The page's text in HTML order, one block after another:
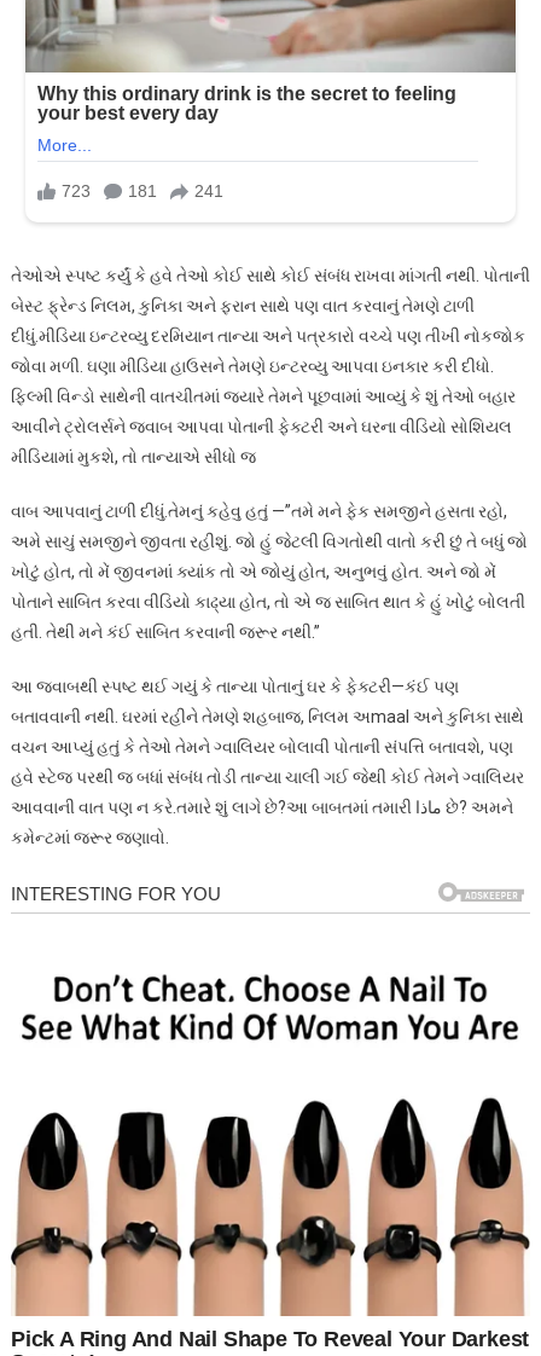
તેઓએ સ્પષ્ટ કર્યું કે હવે તેઓ કોઈ સાથે કોઈ સંબંધ રાખવા માંગતી નથી. પોતાની
બેસ્ટ ફ્રેન્ડ નિલમ, કુનિકા અને ફરાન સાથે પણ વાત કરવાનું તેમણે ટાળી
દીધું.મીડિયા ઇન્ટરવ્યુ દરમિયાન તાન્યા અને પત્રકારો વચ્ચે પણ તીખી નોકજોક
જોવા મળી. ઘણા મીડિયા હાઉસને તેમણે ઇન્ટરવ્યુ આપવા ઇનકાર કરી દીધો.
ફિલ્મી વિન્ડો સાથેની વાતચીતમાં જ્યારે તેમને પૂછવામાં આવ્યું કે શું તેઓ બહાર
આવીને ટ્રોલર્સને જવાબ આપવા પોતાની ફેક્ટરી અને ઘરના વીડિયો સોશિયલ
મીડિયામાં મુકશે, તો તાન્યાએ સીધો જ
વાબ આપવાનું ટાળી દીધું.તેમનું કહેવુ હતું —”તમે મને ફેક સમજીને હસતા રહો,
અમે સાચું સમજીને જીવતા રહીશું. જો હું જેટલી વિગતોથી વાતો કરી છું તે બધું જો
ખોટું હોત, તો મેં જીવનમાં ક્યાંક તો એ જોયું હોત, અનુભવું હોત. અને જો મેં
પોતાને સાબિત કરવા વીડિયો કાઢ્યા હોત, તો એ જ સાબિત થાત કે હું ખોટું બોલતી
હતી. તેથી મને કંઈ સાબિત કરવાની જરૂર નથી.”
આ જવાબથી સ્પષ્ટ થઈ ગયું કે તાન્યા પોતાનું ઘર કે ફેક્ટરી—કંઈ પણ
બતાવવાની નથી. ઘરમાં રહીને તેમણે શહબાજ, નિલમ અmaal અને કુનિકા સાથે
વચન આપ્યું હતું કે તેઓ તેમને ગ્વાલિયર બોલાવી પોતાની સંપત્તિ બતાવશે, પણ
હવે સ્ટેજ પરથી જ બધાં સંબંધ તોડી તાન્યા ચાલી ગઈ જેથી કોઈ તેમને ગ્વાલિયર
આવવાની વાત પણ ન કરે.તમારે શું લાગે છે?આ બાબતમાં તમારી ماذا છે? અમને
કમેન્ટમાં જરૂર જણાવો.